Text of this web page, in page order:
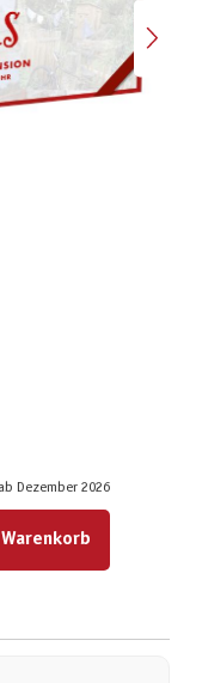
Dezember 2026
Schaltflächen um die Anzahl zu